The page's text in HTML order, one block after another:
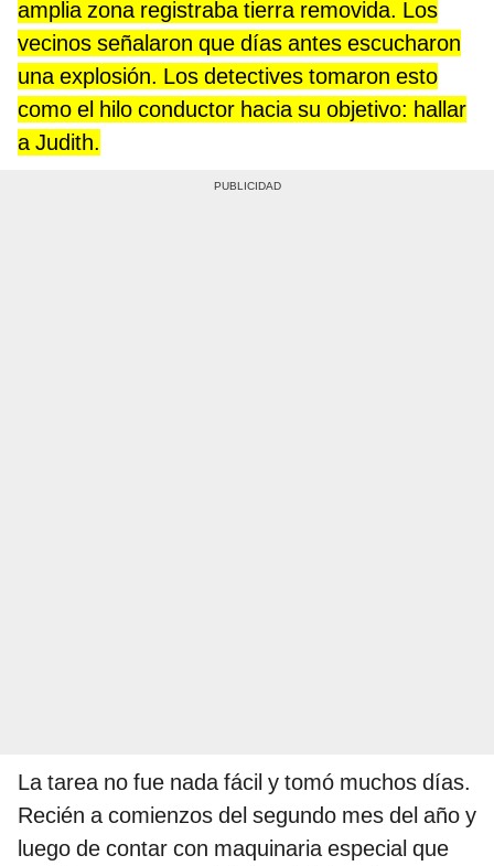
amplia zona registraba tierra removida. Los
vecinos señalaron que días antes escucharon
una explosión. Los detectives tomaron esto
como el hilo conductor hacia su objetivo: hallar
a Judith.
La tarea no fue nada fácil y tomó muchos días.
Recién a comienzos del segundo mes del año y
luego de contar con maquinaria especial que